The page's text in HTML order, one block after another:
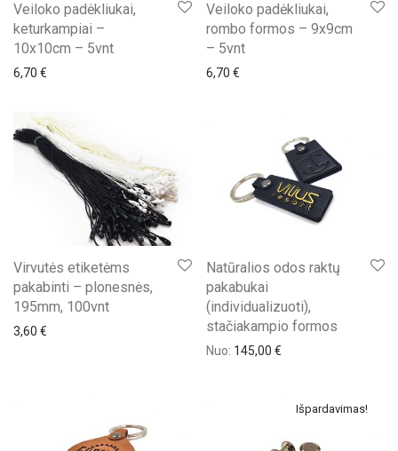
Veiloko padėkliukai,
keturkampiai –
10x10cm – 5vnt
6,70 €
Veiloko padėkliukai,
rombo formos – 9x9cm
– 5vnt
6,70 €
Virvutės etiketėms
pakabinti – plonesnės,
195mm, 100vnt
3,60 €
Natūralios odos raktų
pakabukai
(individualizuoti),
stačiakampio formos
Nuo: 145,00 €
Išpardavimas!